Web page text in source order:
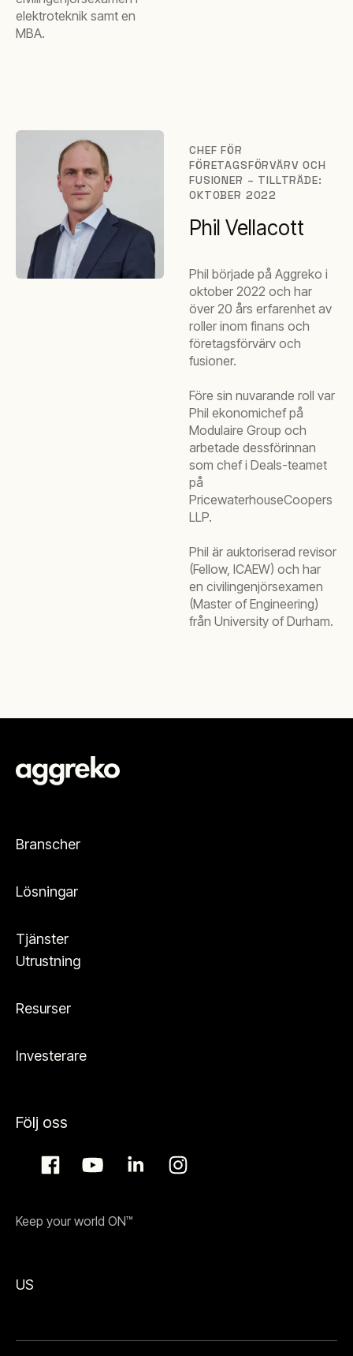
elektroteknik samt en
MBA.
CHEF FÖR
FÖRETAGSFÖRVÄRV OCH
FUSIONER – TILLTRÄDE:
OKTOBER 2022
Phil Vellacott
Phil började på Aggreko i
oktober 2022 och har
över 20 års erfarenhet av
roller inom finans och
företagsförvärv och
fusioner.
Före sin nuvarande roll var
Phil ekonomichef på
Modulaire Group och
arbetade dessförinnan
som chef i Deals-teamet
på
PricewaterhouseCoopers
LLP.
Phil är auktoriserad revisor
(Fellow, ICAEW) och har
en civilingenjörsexamen
(Master of Engineering)
från University of Durham.
Branscher
Lösningar
Tjänster
Utrustning
Resurser
Investerare
Följ oss
Keep your world ON™
US